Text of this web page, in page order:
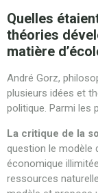
Quelles
théories
matière
André Gorz,
plusieurs idées et
politique. Parmi les
La critique de la
question le modèle
économique
ressources